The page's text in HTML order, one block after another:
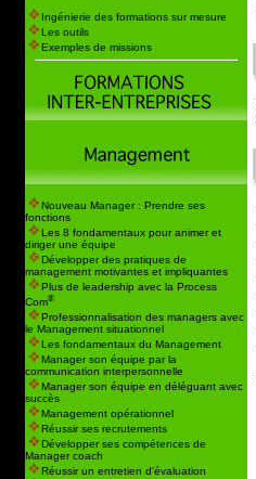
Ingénierie des formations sur mesure
Les outils
Exemples de missions
Nouveau Manager : Prendre ses
fonctions
Les 8 fondamentaux pour animer et
diriger une équipe
Développer des pratiques de
management motivantes et impliquantes
Plus de leadership avec la Process
Com®
Professionnalisation des managers avec
le Management situationnel
Les fondamentaux du Management
Manager son équipe par la
communication interpersonnelle
Manager son équipe en déléguant avec
succès
Management opérationnel
Réussir ses recrutements
Développer ses compétences de
Manager coach
Réussir un entretien d'évaluation